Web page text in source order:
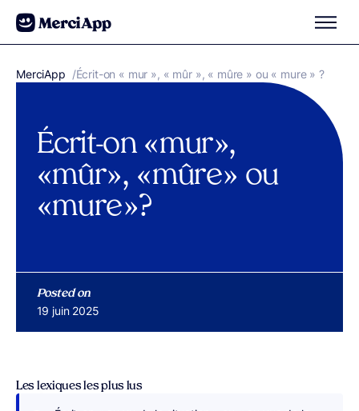
Aller au contenu
MerciApp correcteur orthographe
/Écrit-on « mur », « mûr », « mûre » ou « mure » ?
Écrit-on « mur »,
« mûr », « mûre » ou
« mure » ?
Posted on
Publié le
19 juin 2025
Les lexiques les plus lus